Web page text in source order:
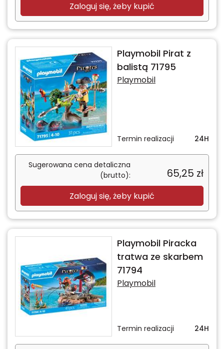
Zaloguj się, żeby kupić
Playmobil Pirat z
balistą 71795
Playmobil
Termin realizacji 24H
Sugerowana cena detaliczna
(brutto):
65,25 zł
Zaloguj się, żeby kupić
Playmobil Piracka
tratwa ze skarbem
71794
Playmobil
Termin realizacji 24H